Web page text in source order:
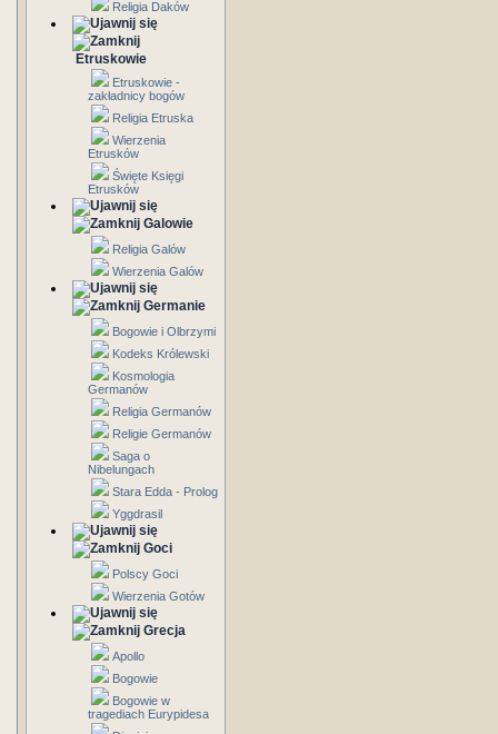
Religia Daków
Etruskowie
Etruskowie -
zakładnicy bogów
Religia Etruska
Wierzenia
Etrusków
Święte Księgi
Etrusków
Galowie
Religia Galów
Wierzenia Galów
Germanie
Bogowie i Olbrzymi
Kodeks Królewski
Kosmologia
Germanów
Religia Germanów
Religie Germanów
Saga o
Nibelungach
Stara Edda - Prolog
Yggdrasil
Goci
Polscy Goci
Wierzenia Gotów
Grecja
Apollo
Bogowie
Bogowie w
tragediach Eurypidesa